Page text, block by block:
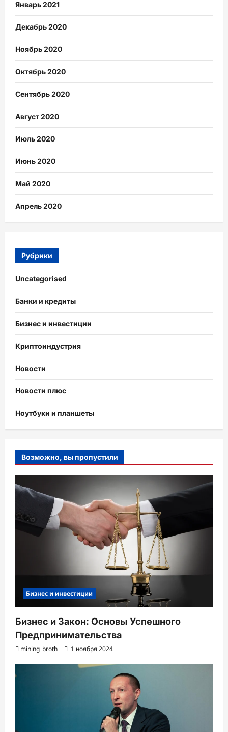
Январь 2021
Декабрь 2020
Ноябрь 2020
Октябрь 2020
Сентябрь 2020
Август 2020
Июль 2020
Июнь 2020
Май 2020
Апрель 2020
Рубрики
Uncategorised
Банки и кредиты
Бизнес и инвестиции
Криптоиндустрия
Новости
Новости плюс
Ноутбуки и планшеты
Возможно, вы пропустили
Бизнес и инвестиции
Бизнес и Закон: Основы Успешного
Предпринимательства
mining_broth 1 ноября 2024